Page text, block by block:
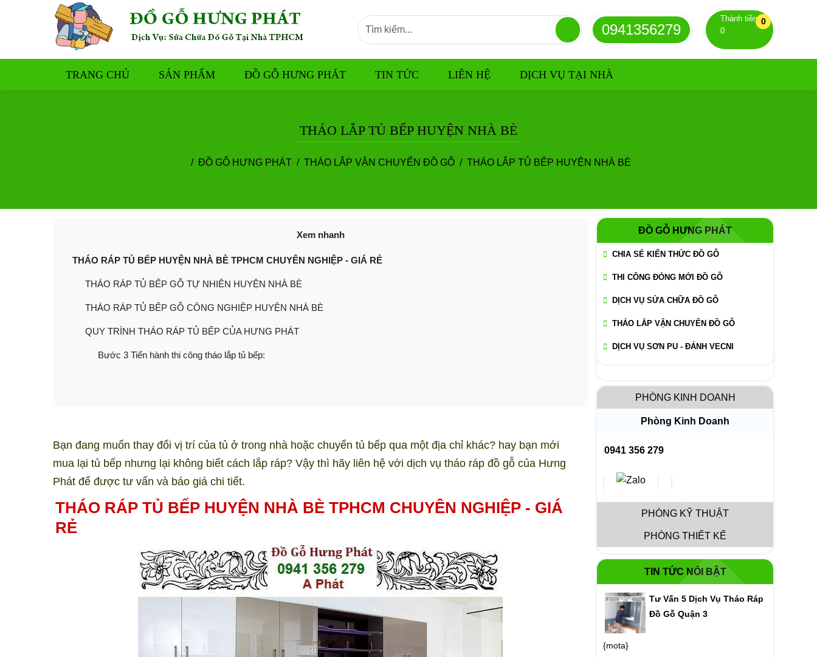
0941356279
Thành tiền
0
0
TRANG CHỦ SẢN PHẨM ĐỒ GỖ HƯNG PHÁT TIN TỨC LIÊN HỆ DỊCH VỤ TẠI NHÀ
THÁO LẮP TỦ BẾP HUYỆN NHÀ BÈ
ĐỒ GỖ HƯNG PHÁT THÁO LẮP VẬN CHUYỂN ĐỒ GỖ THÁO LẮP TỦ BẾP HUYỆN NHÀ BÈ
Xem nhanh
THÁO RÁP TỦ BẾP HUYỆN NHÀ BÈ TPHCM CHUYÊN NGHIỆP - GIÁ RẺ
THÁO RÁP TỦ BẾP GỖ TỰ NHIÊN HUYỆN NHÀ BÈ
THÁO RÁP TỦ BẾP GỖ CÔNG NGHIỆP HUYỆN NHÀ BÈ
QUY TRÌNH THÁO RÁP TỦ BẾP CỦA HƯNG PHÁT
Bước 3 Tiến hành thi công tháo lắp tủ bếp:
Bạn đang muốn thay đổi vị trí của tủ ở trong nhà hoặc chuyển tủ bếp qua một địa chỉ khác? hay bạn mới
mua lại tủ bếp nhưng lại không biết cách lắp ráp? Vậy thì hãy liên hệ với dịch vụ tháo ráp đồ gỗ của Hưng
Phát để được tư vấn và báo giá chi tiết.
THÁO RÁP TỦ BẾP HUYỆN NHÀ BÈ TPHCM CHUYÊN NGHIỆP - GIÁ
RẺ
ĐỒ GỖ HƯNG PHÁT
CHIA SẺ KIẾN THỨC ĐỒ GỖ
THI CÔNG ĐÓNG MỚI ĐỒ GỖ
DỊCH VỤ SỬA CHỮA ĐỒ GỖ
THÁO LẮP VẬN CHUYỂN ĐỒ GỖ
DỊCH VỤ SƠN PU - ĐÁNH VECNI
PHÒNG KINH DOANH
Phòng Kinh Doanh
0941 356 279
PHÒNG KỸ THUẬT
PHÒNG THIẾT KẾ
TIN TỨC NỔI BẬT
Tư Vấn 5 Dịch Vụ Tháo Ráp
Đồ Gỗ Quận 3
{mota}